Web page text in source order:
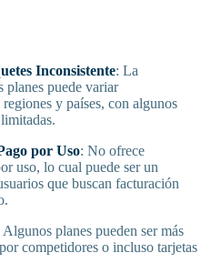
Inconsistente: La
planes puede variar
y países, con algunos
por Uso: No ofrece
uso, lo cual puede ser un
que buscan facturación
Algunos planes pueden ser más
competidores o incluso tarjetas